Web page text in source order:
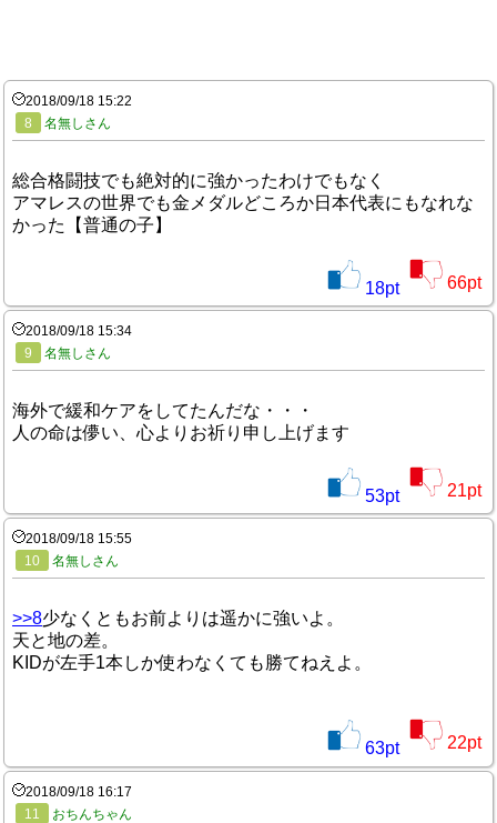
2018/09/18 15:22
8
名無しさん
総合格闘技でも絶対的に強かったわけでもなく
アマレスの世界でも金メダルどころか日本代表にもなれな
かった【普通の子】
18pt 66pt
2018/09/18 15:34
9
名無しさん
海外で緩和ケアをしてたんだな・・・
人の命は儚い、心よりお祈り申し上げます
53pt 21pt
2018/09/18 15:55
10
名無しさん
>>8少なくともお前よりは遥かに強いよ。
天と地の差。
KIDが左手1本しか使わなくても勝てねえよ。
63pt 22pt
2018/09/18 16:17
11
おちんちゃん